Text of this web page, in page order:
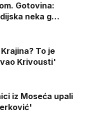
neka g…
To je
Krivousti'
iz Moseća upali